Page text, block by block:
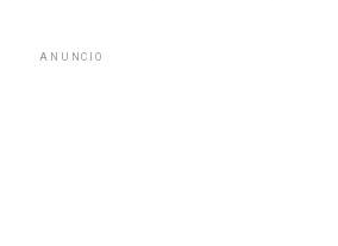
las noticias al instante
la cooperación interinstitucional y
ANUNCIO